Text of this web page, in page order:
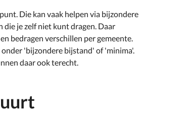
Die kan vaak helpen via bijzondere
je zelf niet kunt dragen. Daar
bedragen verschillen per gemeente.
'bijzondere bijstand' of 'minima'.
daar ook terecht.